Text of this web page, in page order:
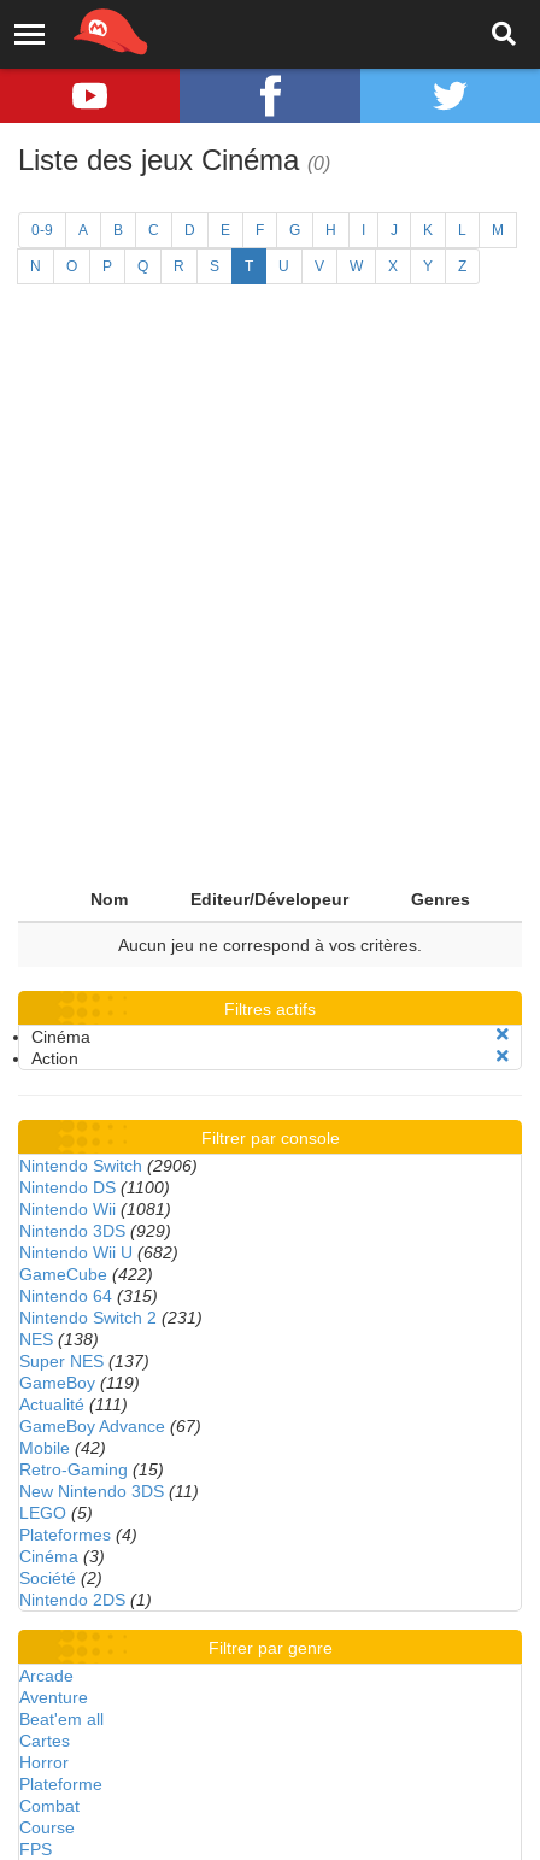
Liste des jeux Cinéma (0)
0-9 A B C D E F G H J K L M
N O P Q R S T U V W X Y Z
Nom Editeur/Dévelopeur Genres
Aucun jeu ne correspond à vos critères.
Filtres actifs
Cinéma
Action
Filtrer par console
Nintendo Switch (2906)
Nintendo DS (1100)
Nintendo Wii (1081)
Nintendo 3DS (929)
Nintendo Wii U (682)
GameCube (422)
Nintendo 64 (315)
Nintendo Switch 2 (231)
NES (138)
Super NES (137)
GameBoy (119)
Actualité (111)
GameBoy Advance (67)
Mobile (42)
Retro-Gaming (15)
New Nintendo 3DS (11)
LEGO (5)
Plateformes (4)
Cinéma (3)
Société (2)
Nintendo 2DS (1)
Filtrer par genre
Arcade
Aventure
Beat'em all
Cartes
Horror
Plateforme
Combat
Course
FPS